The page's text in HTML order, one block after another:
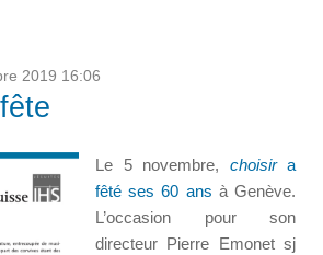
2019 16:06
Le 5 novembre, choisira
fêté ses 60 ans à Genève.
L’occasion pour son
directeur Pierre Emonet sj